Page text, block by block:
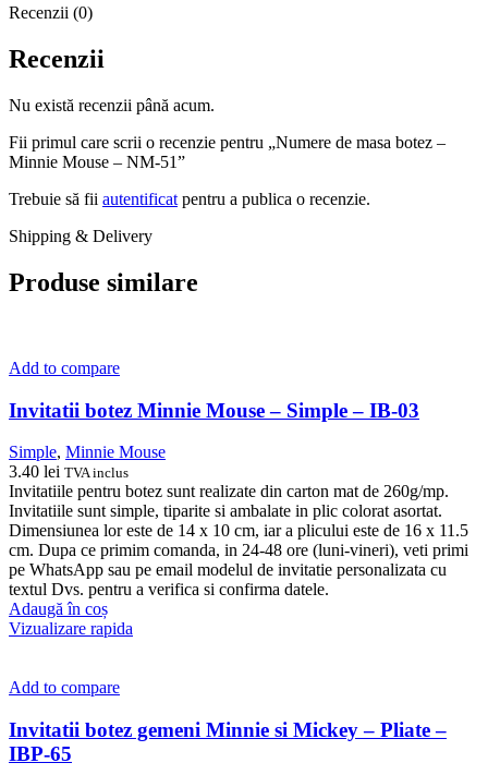
Recenzii (0)
Recenzii
Nu există recenzii până acum.
Fii primul care scrii o recenzie pentru „Numere de masa botez –
Minnie Mouse – NM-51”
Trebuie să fii autentificat pentru a publica o recenzie.
Shipping & Delivery
Produse similare
Add to compare
Invitatii botez Minnie Mouse – Simple – IB-03
Simple, Minnie Mouse
3.40 lei TVA inclus
Invitatiile pentru botez sunt realizate din carton mat de 260g/mp.
Invitatiile sunt simple, tiparite si ambalate in plic colorat asortat.
Dimensiunea lor este de 14 x 10 cm, iar a plicului este de 16 x 11.5
cm. Dupa ce primim comanda, in 24-48 ore (luni-vineri), veti primi
pe WhatsApp sau pe email modelul de invitatie personalizata cu
textul Dvs. pentru a verifica si confirma datele.
Adaugă în coș
Vizualizare rapida
Add to compare
Invitatii botez gemeni Minnie si Mickey – Pliate –
IBP-65